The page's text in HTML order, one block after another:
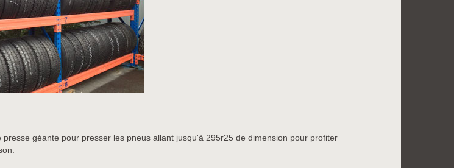
presse géante pour presser les pneus allant jusqu'à 295r25 de dimension pour profiter